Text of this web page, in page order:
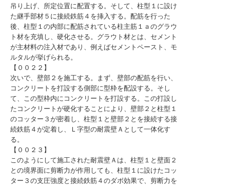
吊り上げ、所定位置に配置する。そして、柱型１に設け
た継手部材５に接続鉄筋４を挿入する。配筋を行った
後、柱型１の内部に配筋されている柱主筋１ａのグラウ
ト材を充填し、硬化させる。グラウト材とは、セメント
が主材料の注入材であり、例えばセメントペースト、モ
ルタルが挙げられる。
【００２２】
次いで、壁部２を施工する。まず、壁部の配筋を行い、
コンクリートを打設する側部に型枠を配設する。そし
て、この型枠内にコンクリートを打設する。この打設し
たコンクリートが硬化することにより、壁部２と柱型１
のコッター３が密着し、柱型１と壁部２とを接続する接
続鉄筋４が定着し、Ｌ字型の耐震壁Ａとして一体化す
る。
【００２３】
このようにして施工された耐震壁Ａは、柱型１と壁面２
との境界面に剪断力が作用しても、柱型１に設けたコッ
ター３の支圧強度と接続鉄筋４のダボ効果で、剪断力を